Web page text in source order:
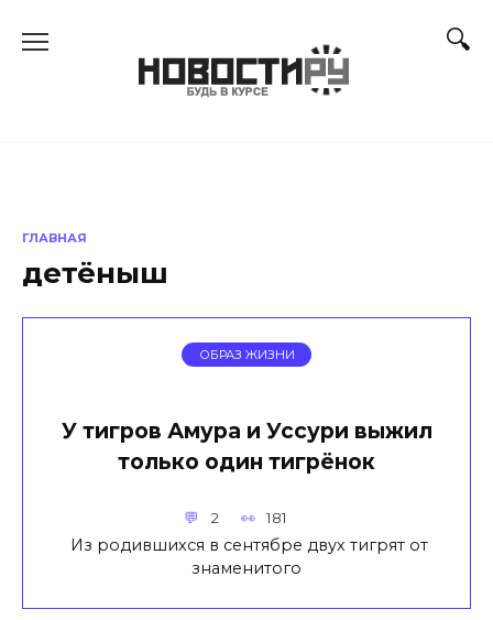
ГЛАВНАЯ
детёныш
ОБРАЗ ЖИЗНИ
У тигров Амура и Уссури выжил
только один тигрёнок
2 181
Из родившихся в сентябре двух тигрят от
знаменитого